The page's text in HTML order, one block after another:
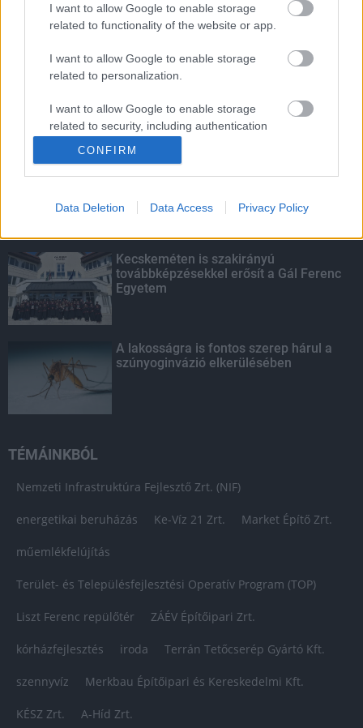
I want to allow Google to enable storage
related to functionality of the website or app.
I want to allow Google to enable storage
related to personalization.
I want to allow Google to enable storage
related to security, including authentication
CONFIRM
Data Deletion Data Access Privacy Policy
Amire többmillióan vártunk: szombattól
másodfokúra csökken a riasztás
KIEMELT
Megérkezett az eső a Duna
Kecskeméten is szakirányú
továbbképzésekkel erősít a Gál Ferenc
Egyetem
A lakosságra is fontos szerep hárul a
szúnyoginvázió elkerülésében
TÉMÁINKBÓL
Nemzeti Infrastruktúra Fejlesztő Zrt. (NIF)
energetikai beruházás Ke-Víz 21 Zrt. Market Építő Zrt.
műemlékfelújítás
Terület- és Településfejlesztési Operatív Program (TOP)
Liszt Ferenc repülőtér ZÁÉV Építőipari Zrt.
kórházfejlesztés iroda Terrán Tetőcserép Gyártó Kft.
szennyvíz Merkbau Építőipari és Kereskedelmi Kft.
KÉSZ Zrt. A-Híd Zrt.